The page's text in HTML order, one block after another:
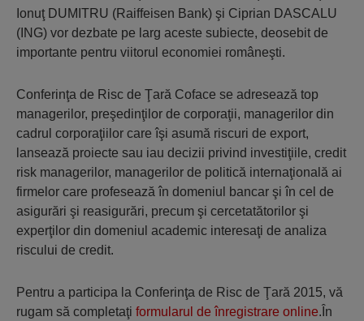
Ionuţ DUMITRU (Raiffeisen Bank) şi Ciprian DASCALU
(ING) vor dezbate pe larg aceste subiecte, deosebit de
importante pentru viitorul economiei româneşti.
Conferinţa de Risc de Ţară Coface se adresează top
managerilor, preşedinţilor de corporaţii, managerilor din
cadrul corporaţiilor care îşi asumă riscuri de export,
lansează proiecte sau iau decizii privind investiţiile, credit
risk managerilor, managerilor de politică internaţională ai
firmelor care profesează în domeniul bancar şi în cel de
asigurări şi reasigurări, precum şi cercetatătorilor şi
experţilor din domeniul academic interesaţi de analiza
riscului de credit.
Pentru a participa la Conferinţa de Risc de Ţară 2015, vă
rugam să completaţi formularul de înregistrare online.În